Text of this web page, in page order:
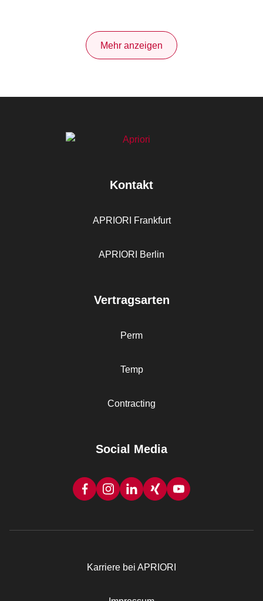
Mehr anzeigen
Kontakt
APRIORI Frankfurt
APRIORI Berlin
Vertragsarten
Perm
Temp
Contracting
Social Media
Karriere bei APRIORI